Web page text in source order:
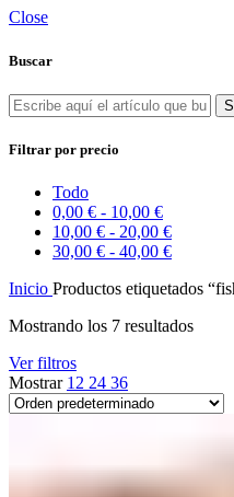
Close
Buscar
Filtrar por precio
Todo
0,00 € - 10,00 €
10,00 € - 20,00 €
30,00 € - 40,00 €
Inicio Productos etiquetados
Mostrando los 7 resultados
Ver filtros
Mostrar 12 24 36